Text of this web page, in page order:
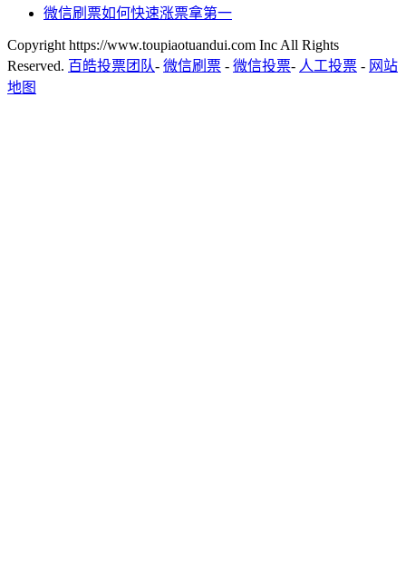
微信刷票如何快速涨票拿第一
Copyright https://www.toupiaotuandui.com Inc All Rights
Reserved. 百皓投票团队- 微信刷票 - 微信投票- 人工投票 - 网站
地图